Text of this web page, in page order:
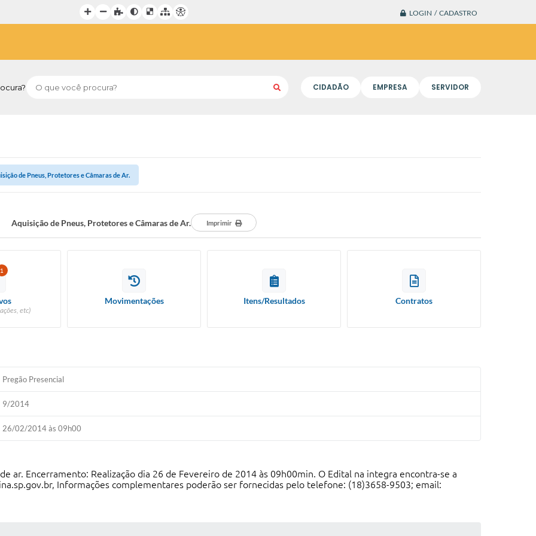
LOGIN / CADASTRO
CIDADÃO EMPRESA SERVIDOR
de Pneus, Protetores e Câmaras de Ar.
Aquisição de Pneus, Protetores e Câmaras de Ar. Imprimir
1
etc)
Movimentações Itens/Resultados Contratos
Pregão Presencial
9/2014
26/02/2014 às 09h00
ar. Encerramento: Realização dia 26 de Fevereiro de 2014 às 09h00min. O Edital na integra encontra-se a
, Informações complementares poderão ser fornecidas pelo telefone: (18)3658-9503; email: